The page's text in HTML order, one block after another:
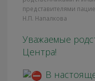
представителями
Н.П. Напалкова
Уважаемые
Центра!
В